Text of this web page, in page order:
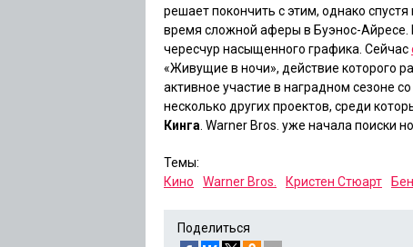
решает покончить с этим, однако
время сложной аферы в Буэнос-Айресе.
чересчур насыщенного графика. Сейчас
«Живущие в ночи», действие которого
активное участие в наградном сезоне
несколько других проектов, среди
Кинга . Warner Bros. уже начала поиски
Темы:
Кино
Warner Bros. Кристен Стюарт
Поделиться